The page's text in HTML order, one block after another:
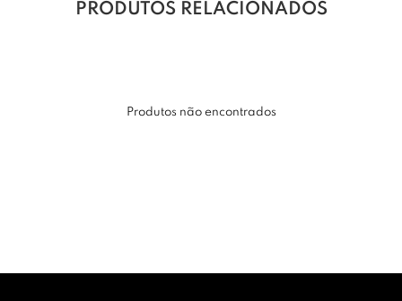
PRODUTOS RELACIONADOS
Produtos não encontrados